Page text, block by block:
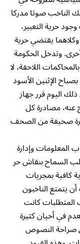
الناخب صوتا مدركا
حرية التعبير،
يقتضي حرية
وتدخل الحكومة
اللاحقة، لا
الإثنين الأسود
اليوم قرر جهاز
عنه، مصادرة كل
صحيفة من الصحف
وإدارة
السماح بنقاش حر
كافية بمجريات
يتمتع الناخبون
المتطلبات كانت
في أحيان كثيرة
من صراحة النصوص